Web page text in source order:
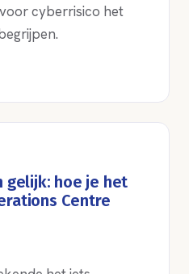
cyberrisico het
gelijk: hoe je het
Centre